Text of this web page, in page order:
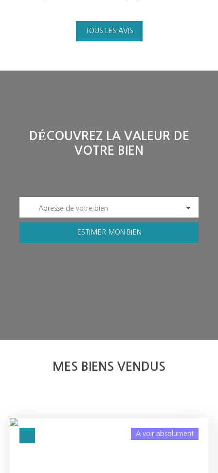
TOUS LES AVIS
DÉCOUVREZ LA VALEUR DE
VOTRE BIEN
Adresse de votre bien
ESTIMER MON BIEN
MES BIENS VENDUS
A voir absolument